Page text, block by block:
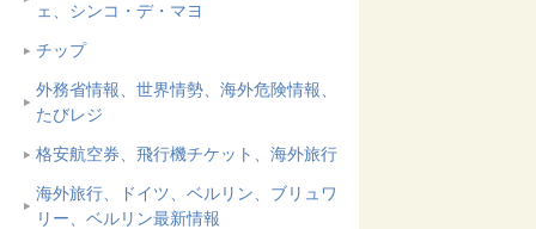
ェ、シンコ・デ・マヨ
チップ
外務省情報、世界情勢、海外危険情報、
たびレジ
格安航空券、飛行機チケット、海外旅行
海外旅行、ドイツ、ベルリン、ブリュワ
リー、ベルリン最新情報